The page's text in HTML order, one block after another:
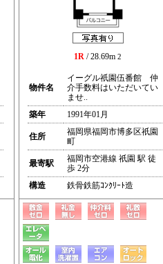
1R / 28.69m 2
物件名
イーグル祇園伍番館 仲
介手数料はいただいてい
ませ..
築年
1991年01月
住所
福岡県福岡市博多区祇園
町
最寄駅
福岡市空港線 祇園 駅 徒
歩 2分
構造
鉄骨鉄筋ｺﾝｸﾘｰﾄ造